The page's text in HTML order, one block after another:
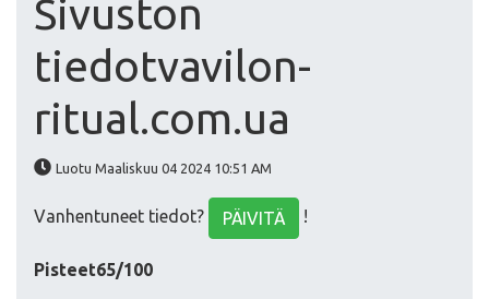
Sivuston
tiedotvavilon-
ritual.com.ua
Luotu Maaliskuu 04 2024 10:51 AM
Vanhentuneet tiedot? PÄIVITÄ !
Pisteet65/100